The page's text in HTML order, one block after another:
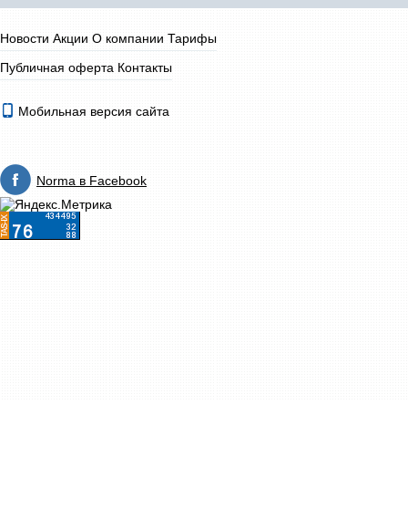
Новости Акции О компании Тарифы
Публичная оферта Контакты
Мобильная версия сайта
Norma в Facebook